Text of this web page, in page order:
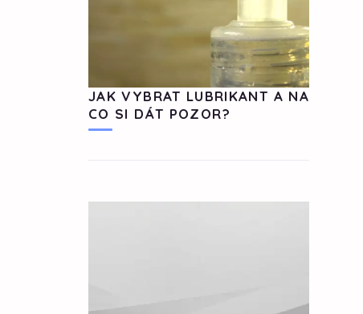
JAK VYBRAT LUBRIKANT A NA
CO SI DÁT POZOR?